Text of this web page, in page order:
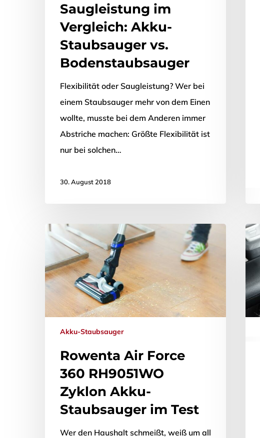
Saugleistung im
Vergleich: Akku-
Staubsauger vs.
Bodenstaubsauger
Flexibilität oder Saugleistung? Wer bei
einem Staubsauger mehr von dem Einen
wollte, musste bei dem Anderen immer
Abstriche machen: Größte Flexibilität ist
nur bei solchen…
30. August 2018
Akku-Staubsauger
Rowenta Air Force
360 RH9051WO
Zyklon Akku-
Staubsauger im Test
Wer den Haushalt schmeißt, weiß um all